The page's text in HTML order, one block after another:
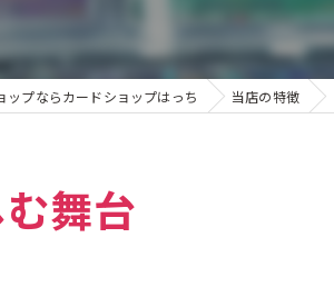
ップならカードショップはっち 当店の特徴
舞台